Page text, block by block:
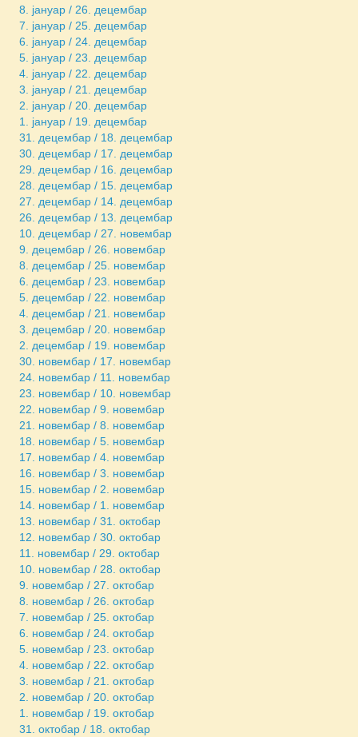
8. јануар / 26. децембар
7. јануар / 25. децембар
6. јануар / 24. децембар
5. јануар / 23. децембар
4. јануар / 22. децембар
3. јануар / 21. децембар
2. јануар / 20. децембар
1. јануар / 19. децембар
31. децембар / 18. децембар
30. децембар / 17. децембар
29. децембар / 16. децембар
28. децембар / 15. децембар
27. децембар / 14. децембар
26. децембар / 13. децембар
10. децембар / 27. новембар
9. децембар / 26. новембар
8. децембар / 25. новембар
6. децембар / 23. новембар
5. децембар / 22. новембар
4. децембар / 21. новембар
3. децембар / 20. новембар
2. децембар / 19. новембар
30. новембар / 17. новембар
24. новембар / 11. новембар
23. новембар / 10. новембар
22. новембар / 9. новембар
21. новембар / 8. новембар
18. новембар / 5. новембар
17. новембар / 4. новембар
16. новембар / 3. новембар
15. новембар / 2. новембар
14. новембар / 1. новембар
13. новембар / 31. октобар
12. новембар / 30. октобар
11. новембар / 29. октобар
10. новембар / 28. октобар
9. новембар / 27. октобар
8. новембар / 26. октобар
7. новембар / 25. октобар
6. новембар / 24. октобар
5. новембар / 23. октобар
4. новембар / 22. октобар
3. новембар / 21. октобар
2. новембар / 20. октобар
1. новембар / 19. октобар
31. октобар / 18. октобар